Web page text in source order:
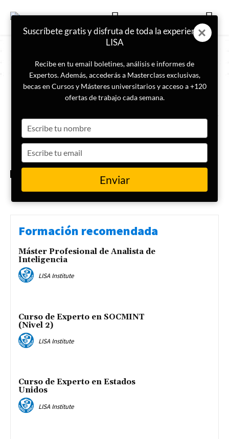
ETIQUETA
theodor herzl
¿Qué es el sionismo?
Formación recomendada
Máster Profesional de Analista de
Inteligencia
LISA Institute
Curso de Experto en SOCMINT
(Nivel 2)
LISA Institute
Curso de Experto en Estados
Unidos
LISA Institute
Suscríbete gratis y disfruta de toda la experiencia
LISA
Recibe en tu email boletines, análisis e informes de
Expertos. Además, accederás a Masterclass exclusivas,
becas en Cursos y Másteres universitarios y acceso a +120
ofertas de trabajo cada semana.
your
name
your
email
Enviar